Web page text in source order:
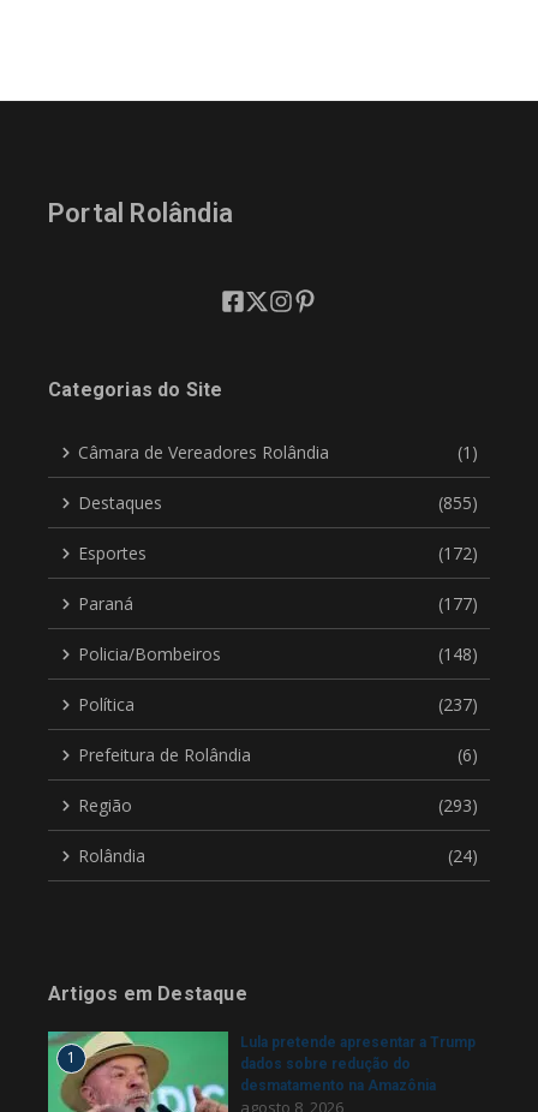
Portal Rolândia
Categorias do Site
Câmara de Vereadores Rolândia (1)
Destaques (855)
Esportes (172)
Paraná (177)
Policia/Bombeiros (148)
Política (237)
Prefeitura de Rolândia (6)
Região (293)
Rolândia (24)
Artigos em Destaque
1
Lula pretende apresentar a Trump
dados sobre redução do
desmatamento na Amazônia
agosto 8, 2026